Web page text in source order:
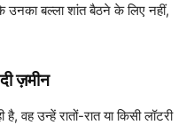
उनका बल्ला शांत बैठने के लिए नहीं,
ज़मीन
उन्हें रातों-रात या किसी लॉटरी